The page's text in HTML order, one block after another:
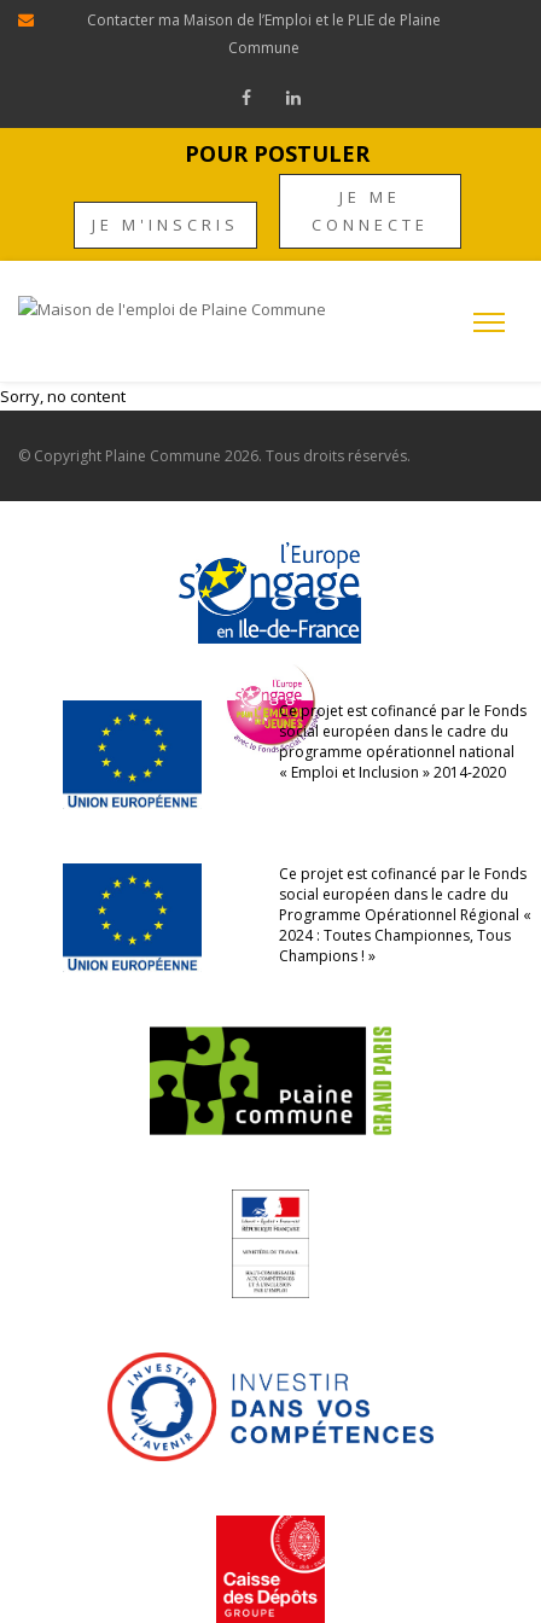
Contacter ma Maison de l’Emploi et le PLIE de Plaine
Commune
POUR POSTULER
JE M'INSCRIS
JE ME
CONNECTE
Sorry, no content
© Copyright Plaine Commune 2026. Tous droits réservés.
Ce projet est cofinancé par le Fonds
social européen dans le cadre du
programme opérationnel national
« Emploi et Inclusion » 2014-2020
Ce projet est cofinancé par le Fonds
social européen dans le cadre du
Programme Opérationnel Régional «
2024 : Toutes Championnes, Tous
Champions ! »